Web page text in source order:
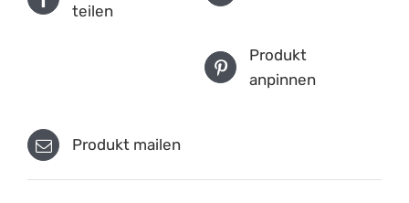
teilen
Produkt
anpinnen
Produkt mailen